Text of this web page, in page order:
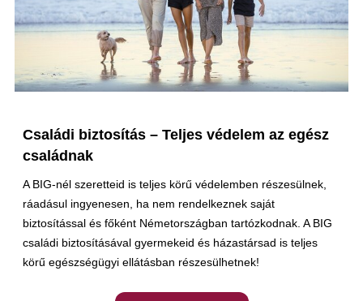
Családi biztosítás – Teljes védelem az egész
családnak
A BIG-nél szeretteid is teljes körű védelemben részesülnek,
ráadásul ingyenesen, ha nem rendelkeznek saját
biztosítással és főként Németországban tartózkodnak. A BIG
családi biztosításával gyermekeid és házastársad is teljes
körű egészségügyi ellátásban részesülhetnek!